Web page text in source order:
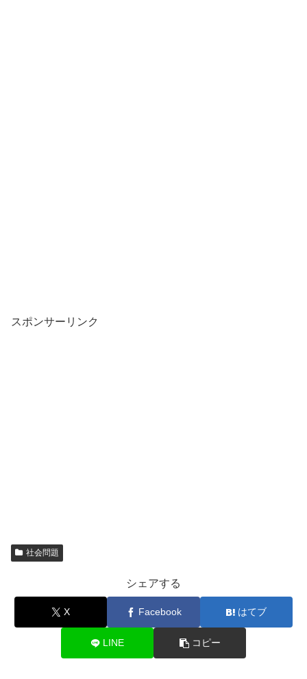
スポンサーリンク
社会問題
シェアする
X Facebook はてブ
LINE コピー